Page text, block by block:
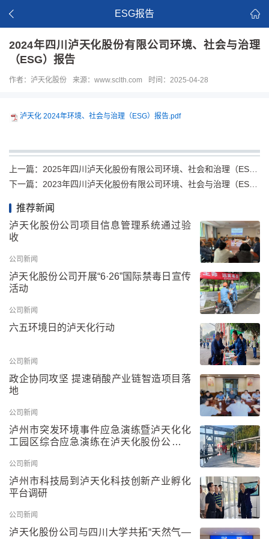
ESG报告
2024年四川泸天化股份有限公司环境、社会与治理
（ESG）报告
作者：泸天化股份 来源：www.sclth.com 时间：2025-04-28
泸天化 2024年环境、社会与治理（ESG）报告.pdf
上一篇： 2025年四川泸天化股份有限公司环境、社会和治理（ESG）报告
下一篇： 2023年四川泸天化股份有限公司环境、社会与治理（ESG）报告
推荐新闻
泸天化股份公司项目信息管理系统通过验
收
公司新闻
泸天化股份公司开展“6·26”国际禁毒日宣传
活动
公司新闻
六五环境日的泸天化行动
公司新闻
政企协同攻坚 提速硝酸产业链智造项目落
地
公司新闻
泸州市突发环境事件应急演练暨泸天化化
工园区综合应急演练在泸天化股份公司举
公司新闻
泸州市科技局到泸天化科技创新产业孵化
平台调研
公司新闻
泸天化股份公司与四川大学共拓“天然气—